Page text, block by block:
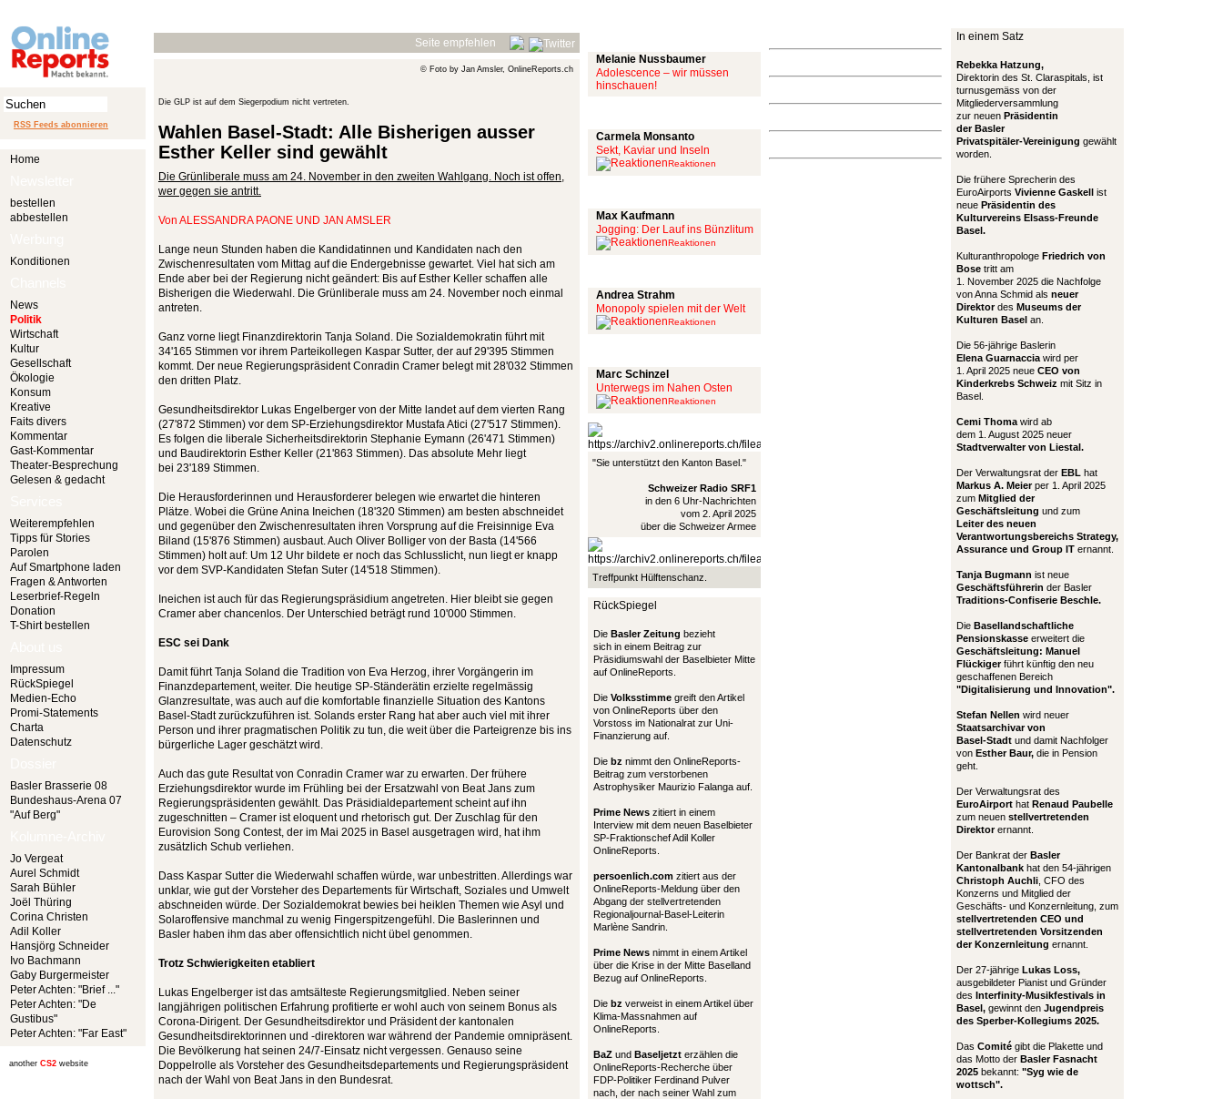
RSS Feeds abonnieren
Home
bestellen
abbestellen
Konditionen
News
Politik
Wirtschaft
Kultur
Gesellschaft
Ökologie
Konsum
Kreative
Faits divers
Kommentar
Gast-Kommentar
Theater-Besprechung
Gelesen & gedacht
Weiterempfehlen
Tipps für Stories
Parolen
Auf Smartphone laden
Fragen & Antworten
Leserbrief-Regeln
Donation
T-Shirt bestellen
Impressum
RückSpiegel
Medien-Echo
Promi-Statements
Charta
Datenschutz
Basler Brasserie 08
Bundeshaus-Arena 07
"Auf Berg"
Jo Vergeat
Aurel Schmidt
Sarah Bühler
Joël Thüring
Corina Christen
Adil Koller
Hansjörg Schneider
Ivo Bachmann
Gaby Burgermeister
Peter Achten: "Brief ..."
Peter Achten: "De
Gustibus"
Peter Achten: "Far East"
another CS2 website
Seite empfehlen
© Foto by Jan Amsler, OnlineReports.ch
Die GLP ist auf dem Siegerpodium nicht vertreten.
Wahlen Basel-Stadt: Alle Bisherigen ausser
Esther Keller sind gewählt
Die Grünliberale muss am 24. November in den zweiten Wahlgang. Noch ist offen,
wer gegen sie antritt.
Von ALESSANDRA PAONE UND JAN AMSLER
Lange neun Stunden haben die Kandidatinnen und Kandidaten nach den
Zwischenresultaten vom Mittag auf die Endergebnisse gewartet. Viel hat sich am
Ende aber bei der Regierung nicht geändert: Bis auf Esther Keller schaffen alle
Bisherigen die Wiederwahl. Die Grünliberale muss am 24. November noch einmal
antreten.
Ganz vorne liegt Finanzdirektorin Tanja Soland. Die Sozialdemokratin führt mit
34'165 Stimmen vor ihrem Parteikollegen Kaspar Sutter, der auf 29'395 Stimmen
kommt. Der neue Regierungspräsident Conradin Cramer belegt mit 28'032 Stimmen
den dritten Platz.
Gesundheitsdirektor Lukas Engelberger von der Mitte landet auf dem vierten Rang
(27'872 Stimmen) vor dem SP-Erziehungsdirektor Mustafa Atici (27'517 Stimmen).
Es folgen die liberale Sicherheitsdirektorin Stephanie Eymann (26'471 Stimmen)
und Baudirektorin Esther Keller (21'863 Stimmen). Das absolute Mehr liegt
bei 23'189 Stimmen.
Die Herausforderinnen und Herausforderer belegen wie erwartet die hinteren
Plätze. Wobei die Grüne Anina Ineichen (18'320 Stimmen) am besten abschneidet
und gegenüber den Zwischenresultaten ihren Vorsprung auf die Freisinnige Eva
Biland (15'876 Stimmen) ausbaut. Auch Oliver Bolliger von der Basta (14'566
Stimmen) holt auf: Um 12 Uhr bildete er noch das Schlusslicht, nun liegt er knapp
vor dem SVP-Kandidaten Stefan Suter (14'518 Stimmen).
Ineichen ist auch für das Regierungspräsidium angetreten. Hier bleibt sie gegen
Cramer aber chancenlos. Der Unterschied beträgt rund 10'000 Stimmen.
ESC sei Dank
Damit führt Tanja Soland die Tradition von Eva Herzog, ihrer Vorgängerin im
Finanzdepartement, weiter. Die heutige SP-Ständerätin erzielte regelmässig
Glanzresultate, was auch auf die komfortable finanzielle Situation des Kantons
Basel-Stadt zurückzuführen ist. Solands erster Rang hat aber auch viel mit ihrer
Person und ihrer pragmatischen Politik zu tun, die weit über die Parteigrenze bis ins
bürgerliche Lager geschätzt wird.
Auch das gute Resultat von Conradin Cramer war zu erwarten. Der frühere
Erziehungsdirektor wurde im Frühling bei der Ersatzwahl von Beat Jans zum
Regierungspräsidenten gewählt. Das Präsidialdepartement scheint auf ihn
zugeschnitten – Cramer ist eloquent und rhetorisch gut. Der Zuschlag für den
Eurovision Song Contest, der im Mai 2025 in Basel ausgetragen wird, hat ihm
zusätzlich Schub verliehen.
Dass Kaspar Sutter die Wiederwahl schaffen würde, war unbestritten. Allerdings war
unklar, wie gut der Vorsteher des Departements für Wirtschaft, Soziales und Umwelt
abschneiden würde. Der Sozialdemokrat bewies bei heiklen Themen wie Asyl und
Solaroffensive manchmal zu wenig Fingerspitzengefühl. Die Baslerinnen und
Basler haben ihm das aber offensichtlich nicht übel genommen.
Trotz Schwierigkeiten etabliert
Lukas Engelberger ist das amtsälteste Regierungsmitglied. Neben seiner
langjährigen politischen Erfahrung profitierte er wohl auch von seinem Bonus als
Corona-Dirigent. Der Gesundheitsdirektor und Präsident der kantonalen
Gesundheitsdirektorinnen und -direktoren war während der Pandemie omnipräsent.
Die Bevölkerung hat seinen 24/7-Einsatz nicht vergessen. Genauso seine
Doppelrolle als Vorsteher des Gesundheitsdepartements und Regierungspräsident
nach der Wahl von Beat Jans in den Bundesrat.
Melanie Nussbaumer
Adolescence – wir müssen
hinschauen!
Carmela Monsanto
Sekt, Kaviar und Inseln
Reaktionen
Max Kaufmann
Jogging: Der Lauf ins Bünzlitum
Reaktionen
Andrea Strahm
Monopoly spielen mit der Welt
Reaktionen
Marc Schinzel
Unterwegs im Nahen Osten
Reaktionen
"Sie unterstützt den Kanton Basel."
Schweizer Radio SRF1
in den 6 Uhr-Nachrichten
vom 2. April 2025
über die Schweizer Armee
Treffpunkt Hülftenschanz.
RückSpiegel
Die Basler Zeitung bezieht
sich in einem Beitrag zur
Präsidiumswahl der Baselbieter Mitte
auf OnlineReports.
Die Volksstimme greift den Artikel
von OnlineReports über den
Vorstoss im Nationalrat zur Uni-
Finanzierung auf.
Die bz nimmt den OnlineReports-
Beitrag zum verstorbenen
Astrophysiker Maurizio Falanga auf.
Prime News zitiert in einem
Interview mit dem neuen Baselbieter
SP-Fraktionschef Adil Koller
OnlineReports.
persoenlich.com zitiert aus der
OnlineReports-Meldung über den
Abgang der stellvertretenden
Regionaljournal-Basel-Leiterin
Marlène Sandrin.
Prime News nimmt in einem Artikel
über die Krise in der Mitte Baselland
Bezug auf OnlineReports.
Die bz verweist in einem Artikel über
Klima-Massnahmen auf
OnlineReports.
BaZ und Baseljetzt erzählen die
OnlineReports-Recherche über
FDP-Politiker Ferdinand Pulver
nach, der nach seiner Wahl zum
In einem Satz
Rebekka Hatzung,
Direktorin des St. Claraspitals, ist
turnusgemäss von der
Mitgliederversammlung
zur neuen Präsidentin
der Basler
Privatspitäler-Vereinigung gewählt
worden.
Die frühere Sprecherin des
EuroAirports Vivienne Gaskell ist
neue Präsidentin des
Kulturvereins Elsass-Freunde
Basel.
Kulturanthropologe Friedrich von
Bose tritt am
1. November 2025 die Nachfolge
von Anna Schmid als neuer
Direktordes Museums der
Kulturen Basel an.
Die 56-jährige Baslerin
Elena Guarnaccia wird per
1. April 2025 neue CEO von
Kinderkrebs Schweiz mit Sitz in
Basel.
Cemi Thoma wird ab
dem 1. August 2025 neuer
Stadtverwalter von Liestal.
Der Verwaltungsrat der EBL hat
Markus A. Meierper 1. April 2025
zum Mitglied der
Geschäftsleitung und zum
Leiter des neuen
Verantwortungsbereichs Strategy,
Assurance und Group IT ernannt.
Tanja Bugmann ist neue
Geschäftsführerin der Basler
Traditions-Confiserie Beschle.
Die Basellandschaftliche
Pensionskasse erweitert die
Geschäftsleitung: Manuel
Flückigerführt künftig den neu
geschaffenen Bereich
"Digitalisierung und Innovation".
Stefan Nellen wird neuer
Staatsarchivar von
Basel-Stadt und damit Nachfolger
von Esther Baur, die in Pension
geht.
Der Verwaltungsrat des
EuroAirport hat Renaud Paubelle
zum neuen stellvertretenden
Direktorernannt.
Der Bankrat der Basler
Kantonalbank hat den 54-jährigen
Christoph Auchli , CFO des
Konzerns und Mitglied der
Geschäfts- und Konzernleitung, zum
stellvertretenden CEO und
stellvertretenden Vorsitzenden
der Konzernleitung ernannt.
Der 27-jährige Lukas Loss,
ausgebildeter Pianist und Gründer
des Interfinity-Musikfestivals in
Basel, gewinnt den Jugendpreis
des Sperber-Kollegiums 2025.
Das Comité gibt die Plakette und
das Motto der Basler Fasnacht
2025 bekannt: "Syg wie de
wottsch".